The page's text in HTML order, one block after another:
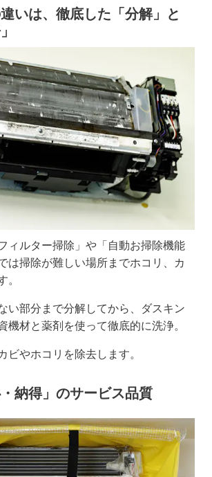
いは、徹底した「分解」と
ィルター掃除」や「自動お掃除機能
は掃除が難しい場所までホコリ、カ
。
い部分まで分解してから、ダスキン
機材と薬剤を使って徹底的に洗浄。
ビやホコリを除去します。
・納得」のサービス品質